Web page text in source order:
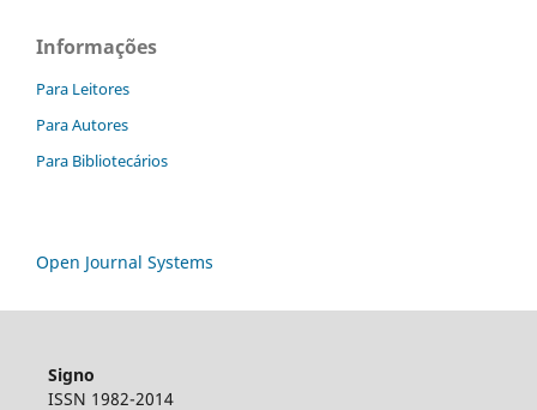
Informações
Para Leitores
Para Autores
Para Bibliotecários
Open Journal Systems
Signo
ISSN 1982-2014